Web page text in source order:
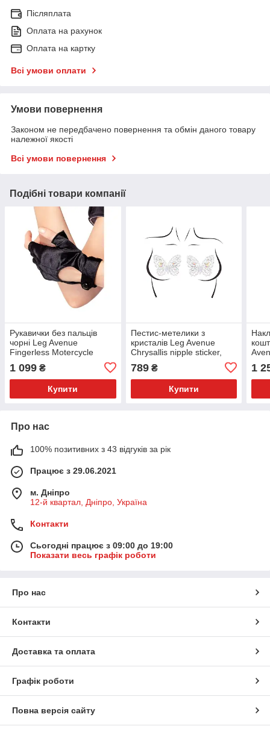
Післяплата
Оплата на рахунок
Оплата на картку
Всі умови оплати
Умови повернення
Законом не передбачено повернення та обмін даного товару
належної якості
Всі умови повернення
Подібні товари компанії
Рукавички без пальців
чорні Leg Avenue
Fingerless Motercycle
1 099 ₴
Купити
Пестис-метелики з
кристалів Leg Avenue
Chrysallis nipple sticker,
темряві
789₴
Купити
1
Про нас
100% позитивних з 43 відгуків за рік
Працює з 29.06.2021
м. Дніпро
12-й квартал, Дніпро, Україна
Контакти
Сьогодні працює з 09:00 до 19:00
Показати весь графік роботи
Про нас
Контакти
Доставка та оплата
Графік роботи
Повна версія сайту